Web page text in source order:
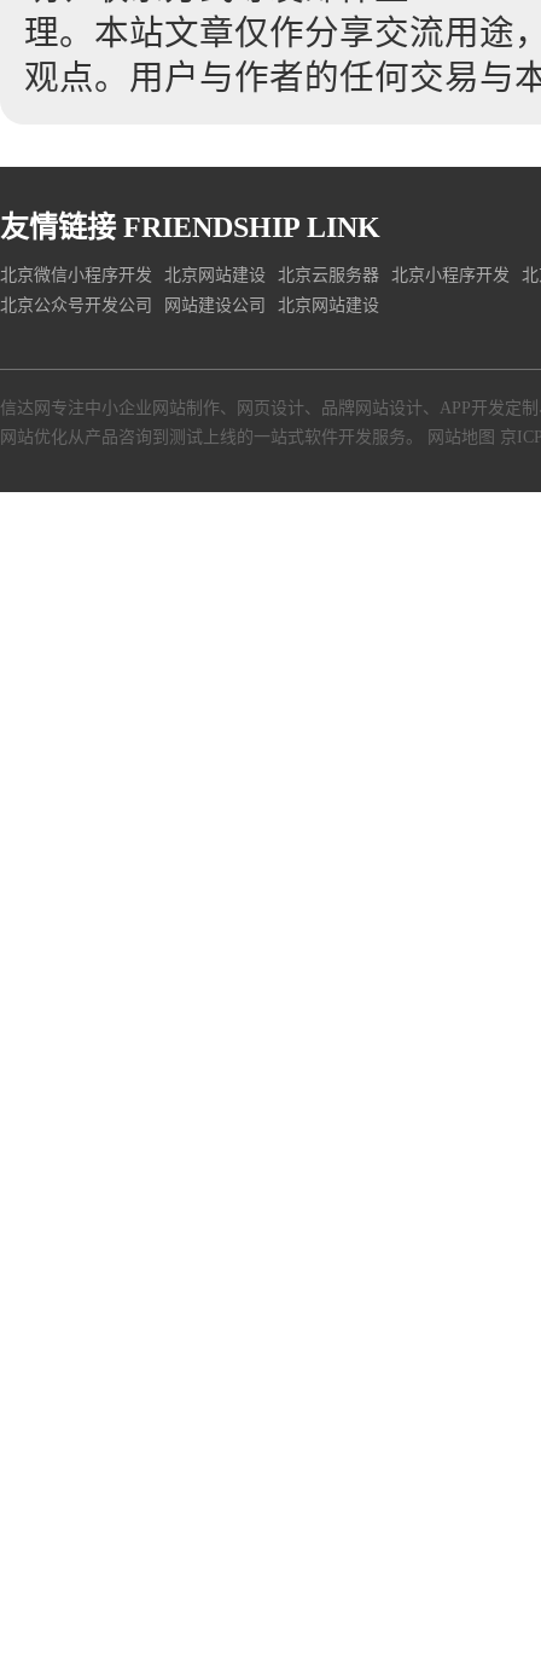
理。本站文章仅作分享交流用途
观点。用户与作者的任何交易与
友情链接 FRIENDSHIP LINK
北京微信小程序开发 北京网站建设 北京云服务器 北京小程序开发
北京公众号开发公司
网站建设公司 北京网站建设
信达网专注中小企业网站制作、 网页设计、 品牌网站设计、 APP开发定制
网站优化从产品咨询到测试上线的一站式软件开发服务。
网站地图 京